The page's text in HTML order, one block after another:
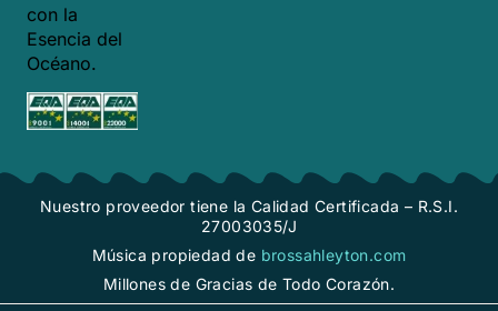
con la
Esencia del
Océano.
Nuestro proveedor tiene la Calidad Certificada – R.S.I.
27003035/J
Música propiedad de brossahleyton.com
Millones de Gracias de Todo Corazón.